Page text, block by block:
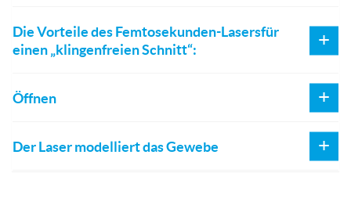
Die Vorteile des Femtosekunden-Lasersfür
einen „klingenfreien Schnitt“:
Öffnen
Der Laser modelliert das Gewebe